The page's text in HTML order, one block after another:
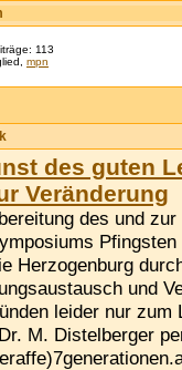
113
mpn
des guten
Veränderung
des und
Pfingsten
Herzogenburg
und
leider nur zum
M. Distelberger